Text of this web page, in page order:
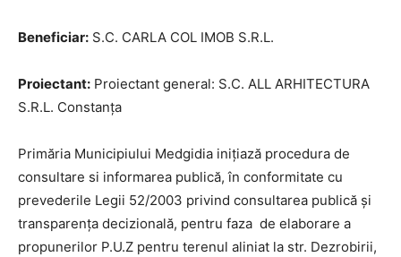
Beneficiar: S.C. CARLA COL IMOB S.R.L.
Proiectant: Proiectant general: S.C. ALL ARHITECTURA
S.R.L. Constanța
Primăria Municipiului Medgidia inițiază procedura de
consultare si informarea publică, în conformitate cu
prevederile Legii 52/2003 privind consultarea publică și
transparența decizională, pentru faza de elaborare a
propunerilor P.U.Z pentru terenul aliniat la str. Dezrobirii,